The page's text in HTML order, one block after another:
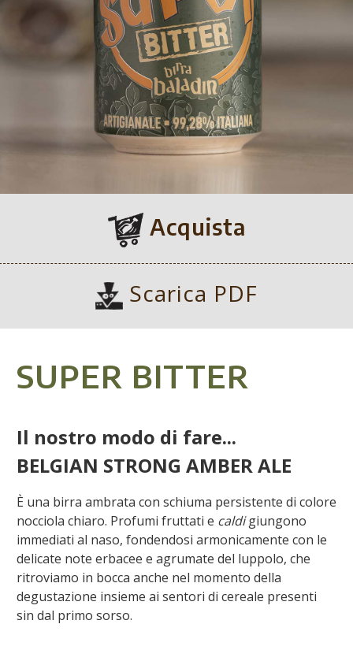
Acquista
Scarica PDF
SUPER BITTER
Il nostro modo di fare...
BELGIAN STRONG AMBER ALE
È una birra ambrata con schiuma persistente di colore
nocciola chiaro. Profumi fruttati e caldigiungono
immediati al naso, fondendosi armonicamente con le
delicate note erbacee e agrumate del luppolo, che
ritroviamo in bocca anche nel momento della
degustazione insieme ai sentori di cereale presenti
sin dal primo sorso.